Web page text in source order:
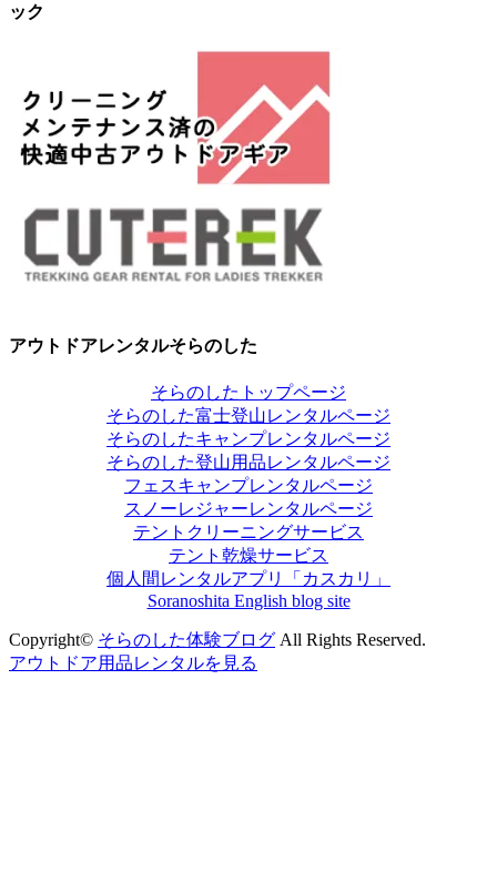
ック
アウトドアレンタルそらのした
そらのしたトップページ
そらのした富士登山レンタルページ
そらのしたキャンプレンタルページ
そらのした登山用品レンタルページ
フェスキャンプレンタルページ
スノーレジャーレンタルページ
テントクリーニングサービス
テント乾燥サービス
個人間レンタルアプリ「カスカリ」
Soranoshita English blog site
Copyright© そらのした体験ブログ All Rights Reserved.
アウトドア用品レンタルを見る